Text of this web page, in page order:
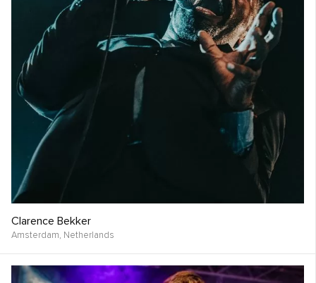
Clarence Bekker
Amsterdam, Netherlands